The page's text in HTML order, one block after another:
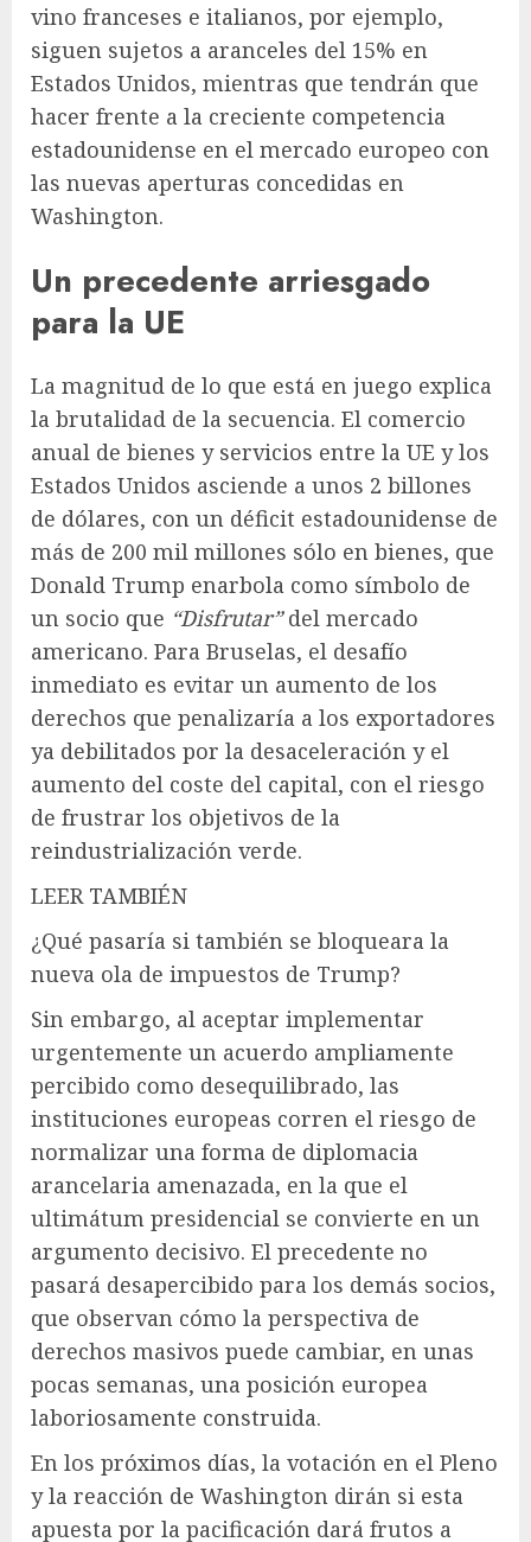
vino franceses e italianos, por ejemplo,
siguen sujetos a aranceles del 15% en
Estados Unidos, mientras que tendrán que
hacer frente a la creciente competencia
estadounidense en el mercado europeo con
las nuevas aperturas concedidas en
Washington.
Un precedente arriesgado
para la UE
La magnitud de lo que está en juego explica
la brutalidad de la secuencia. El comercio
anual de bienes y servicios entre la UE y los
Estados Unidos asciende a unos 2 billones
de dólares, con un déficit estadounidense de
más de 200 mil millones sólo en bienes, que
Donald Trump enarbola como símbolo de
un socio que “Disfrutar”del mercado
americano. Para Bruselas, el desafío
inmediato es evitar un aumento de los
derechos que penalizaría a los exportadores
ya debilitados por la desaceleración y el
aumento del coste del capital, con el riesgo
de frustrar los objetivos de la
reindustrialización verde.
LEER TAMBIÉN
¿Qué pasaría si también se bloqueara la
nueva ola de impuestos de Trump?
Sin embargo, al aceptar implementar
urgentemente un acuerdo ampliamente
percibido como desequilibrado, las
instituciones europeas corren el riesgo de
normalizar una forma de diplomacia
arancelaria amenazada, en la que el
ultimátum presidencial se convierte en un
argumento decisivo. El precedente no
pasará desapercibido para los demás socios,
que observan cómo la perspectiva de
derechos masivos puede cambiar, en unas
pocas semanas, una posición europea
laboriosamente construida.
En los próximos días, la votación en el Pleno
y la reacción de Washington dirán si esta
apuesta por la pacificación dará frutos a